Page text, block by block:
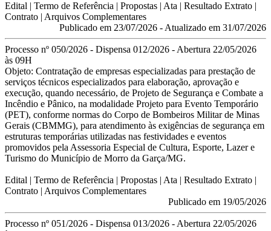
Edital | Termo de Referência | Propostas | Ata | Resultado Extrato |
Contrato | Arquivos Complementares
Publicado em 23/07/2026 - Atualizado em 31/07/2026
Processo nº 050/2026 - Dispensa 012/2026 - Abertura 22/05/2026
às 09H
Objeto: Contratação de empresas especializadas para prestação de
serviços técnicos especializados para elaboração, aprovação e
execução, quando necessário, de Projeto de Segurança e Combate a
Incêndio e Pânico, na modalidade Projeto para Evento Temporário
(PET), conforme normas do Corpo de Bombeiros Militar de Minas
Gerais (CBMMG), para atendimento às exigências de segurança em
estruturas temporárias utilizadas nas festividades e eventos
promovidos pela Assessoria Especial de Cultura, Esporte, Lazer e
Turismo do Município de Morro da Garça/MG.
Edital | Termo de Referência | Propostas | Ata | Resultado Extrato |
Contrato | Arquivos Complementares
Publicado em 19/05/2026
Processo nº 051/2026 - Dispensa 013/2026 - Abertura 22/05/2026